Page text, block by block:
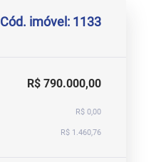
Cód. imóvel: 1133
R$ 790.000,00
R$ 0,00
R$ 1.460,76